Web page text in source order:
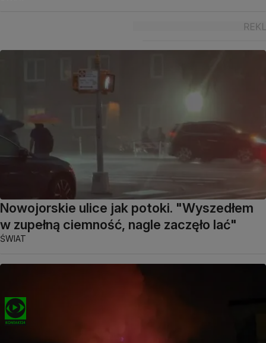
Nowojorskie ulice jak potoki. "Wyszedłem
w zupełną ciemność, nagle zaczęło lać"
ŚWIAT